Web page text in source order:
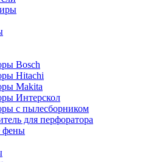
Bosch
Hitachi
Makita
Интерскол
с пылесборником
для перфоратора
фены